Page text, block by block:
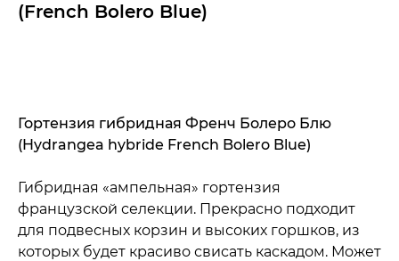
(French Bolero Blue)
Гортензия гибридная Френч Болеро Блю
(Hydrangea hybride French Bolero Blue)
Гибридная «ампельная» гортензия
французской селекции. Прекрасно подходит
для подвесных корзин и высоких горшков, из
которых будет красиво свисать каскадом. Может